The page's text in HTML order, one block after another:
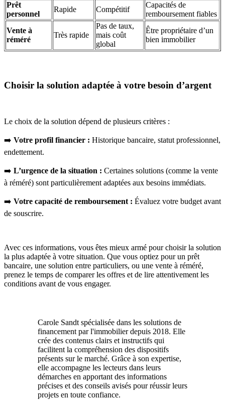
Prêt
personnel
Rapide Compétitif
Capacités de
remboursement fiables
Vente à
réméré
Très rapide
Pas de taux,
mais coût
global
Être propriétaire d’un
bien immobilier
Choisir la solution adaptée à votre besoin d’argent
Le choix de la solution dépend de plusieurs critères :
➡️ Votre profil financier : Historique bancaire, statut professionnel,
endettement.
➡️ L’urgence de la situation : Certaines solutions (comme la vente
à réméré) sont particulièrement adaptées aux besoins immédiats.
➡️ Votre capacité de remboursement : Évaluez votre budget avant
de souscrire.
Avec ces informations, vous êtes mieux armé pour choisir la solution
la plus adaptée à votre situation. Que vous optiez pour un prêt
bancaire, une solution entre particuliers, ou une vente à réméré,
prenez le temps de comparer les offres et de lire attentivement les
conditions avant de vous engager.
Carole Sandt spécialisée dans les solutions de
financement par l'immobilier depuis 2018. Elle
crée des contenus clairs et instructifs qui
facilitent la compréhension des dispositifs
présents sur le marché. Grâce à son expertise,
elle accompagne les lecteurs dans leurs
démarches en apportant des informations
précises et des conseils avisés pour réussir leurs
projets en toute confiance.